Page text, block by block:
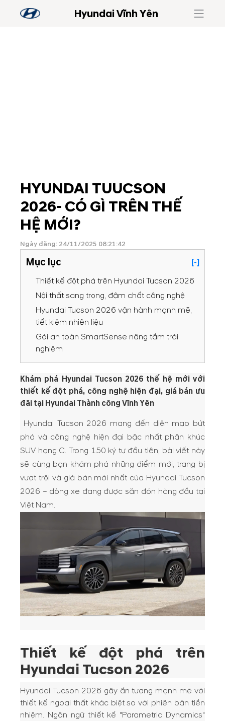
Hyundai Vĩnh Yên
HYUNDAI TUUCSON
2026- CÓ GÌ TRÊN THẾ
HỆ MỚI?
Ngày đăng: 24/11/2025 08:21:42
Mục lục
[-]
Thiết kế đột phá trên Hyundai Tucson 2026
Nội thất sang trọng, đậm chất công nghệ
Hyundai Tucson 2026 vận hành mạnh mẽ,
tiết kiệm nhiên liệu
Gói an toàn SmartSense nâng tầm trải
nghiệm
Khám phá Hyundai Tucson 2026 thế hệ mới với
thiết kế đột phá, công nghệ hiện đại, giá bán ưu
đãi tại Hyundai Thành công Vĩnh Yên
Hyundai Tucson 2026 mang đến diện mạo bứt
phá và công nghệ hiện đại bậc nhất phân khúc
SUV hạng C. Trong 150 ký tự đầu tiên, bài viết này
sẽ cùng bạn khám phá những điểm mới, trang bị
vượt trội và giá bán mới nhất của Hyundai Tucson
2026 – dòng xe đang được săn đón hàng đầu tại
Việt Nam.
Thiết kế đột phá trên
Hyundai Tucson 2026
Hyundai Tucson 2026 gây ấn tượng mạnh mẽ với
thiết kế ngoại thất khác biệt so với phiên bản tiền
nhiệm. Ngôn ngữ thiết kế "Parametric Dynamics"